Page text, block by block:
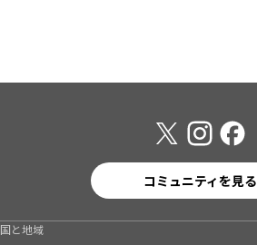
コミュニティを見る
国と地域